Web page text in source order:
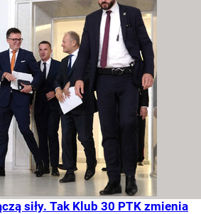
siły. Tak Klub 30 PTK zmienia